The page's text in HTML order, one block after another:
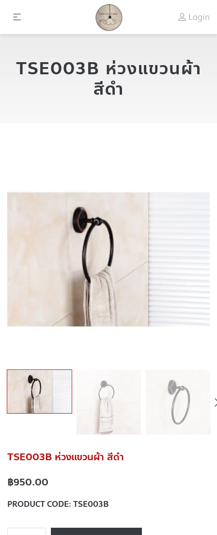
Login
TSE003B ห่วงแขวนผ้า
สีดำ
TSE003B ห่วงแขวนผ้า สีดำ
฿950.00
PRODUCT CODE: TSE003B